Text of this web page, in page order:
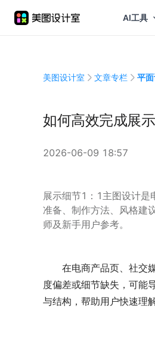
AI工具
美图设计室 文章专栏 平
如何高效完成展
2026-06-09 18:57
展示细节1：1主图设计是
准备、制作方法、风格建
师及新手用户参考。
在电商产品页、社交
度偏差或细节缺失，可能
与结构，帮助用户快速理